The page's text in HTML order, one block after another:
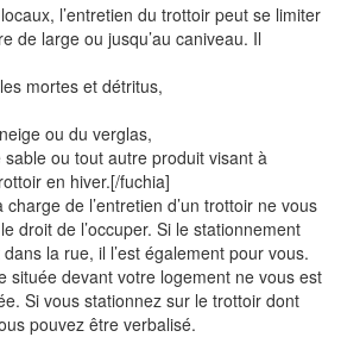
l’entretien du trottoir peut se limiter
de large ou jusqu’au caniveau. Il
mortes et détritus,
ou du verglas,
sable ou tout autre produit visant à
en hiver.[/fuchia]
de l’entretien d’un trottoir ne vous
droit de l’occuper. Si le stationnement
la rue, il l’est également pour vous.
située devant votre logement ne vous est
Si vous stationnez sur le trottoir dont
pouvez être verbalisé.